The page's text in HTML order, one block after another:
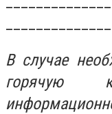
В случае
горячую